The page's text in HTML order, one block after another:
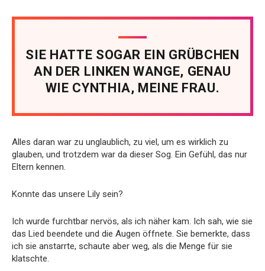
SIE HATTE SOGAR EIN GRÜBCHEN
AN DER LINKEN WANGE, GENAU
WIE CYNTHIA, MEINE FRAU.
Alles daran war zu unglaublich, zu viel, um es wirklich zu
glauben, und trotzdem war da dieser Sog. Ein Gefühl, das nur
Eltern kennen.
Konnte das unsere Lily sein?
Ich wurde furchtbar nervös, als ich näher kam. Ich sah, wie sie
das Lied beendete und die Augen öffnete. Sie bemerkte, dass
ich sie anstarrte, schaute aber weg, als die Menge für sie
klatschte.